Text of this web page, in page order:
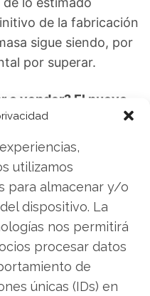
utilizamos
para almacenar y/o
dispositivo. La
nos permitirá
procesar datos
de
únicas (IDs) en
de la fabricación
sigue siendo, por
por superar.
o vender? El nuevo
del 8 de agosto
son
requerida para
¿Merece la
de vender? En el
8 de agosto
hacer.